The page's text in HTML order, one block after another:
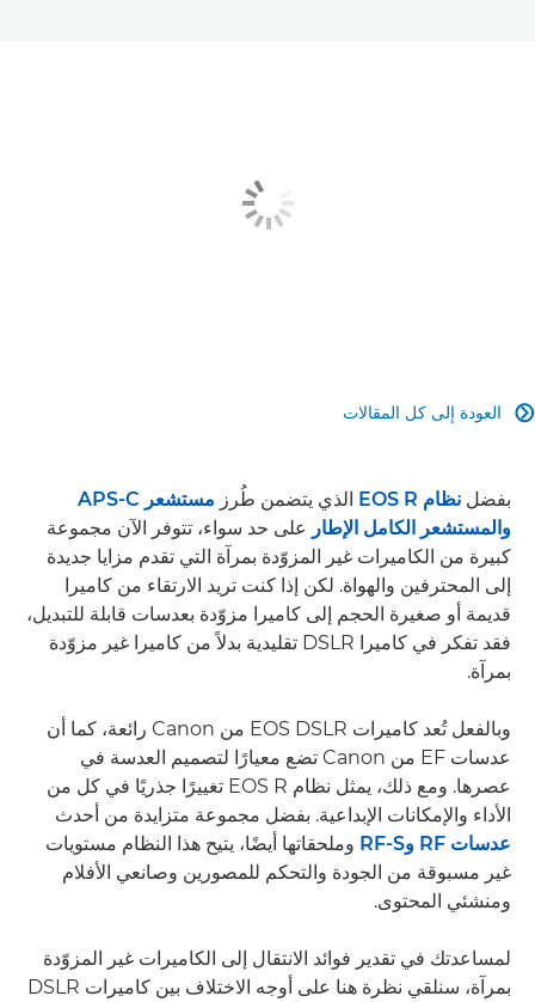
العودة إلى كل المقالات 
بفضل نظام EOS R الذي يتضمن طُرز
مستشعر APS-C
والمستشعر الكامل الإطار على حد سواء، تتوفر الآن مجموعة
كبيرة من الكاميرات غير المزوّدة بمرآة التي تقدم مزايا جديدة
إلى المحترفين والهواة. لكن إذا كنت تريد الارتقاء من كاميرا
قديمة أو صغيرة الحجم إلى كاميرا مزوّدة بعدسات قابلة للتبديل،
فقد تفكر في كاميرا DSLR تقليدية بدلاً من كاميرا غير مزوّدة
بمرآة.
وبالفعل تُعد كاميرات EOS DSLR من Canon رائعة، كما أن
عدسات EF من Canon تضع معيارًا لتصميم العدسة في
عصرها. ومع ذلك، يمثل نظام EOS R تغييرًا جذريًا في كل من
الأداء والإمكانات الإبداعية. بفضل مجموعة متزايدة من أحدث
عدسات RF وRF-S
وملحقاتها أيضًا، يتيح هذا النظام مستويات
غير مسبوقة من الجودة والتحكم للمصورين وصانعي الأفلام
ومنشئي المحتوى.
لمساعدتك في تقدير فوائد الانتقال إلى الكاميرات غير المزوّدة
بمرآة، سنلقي نظرة هنا على أوجه الاختلاف بين كاميرات DSLR